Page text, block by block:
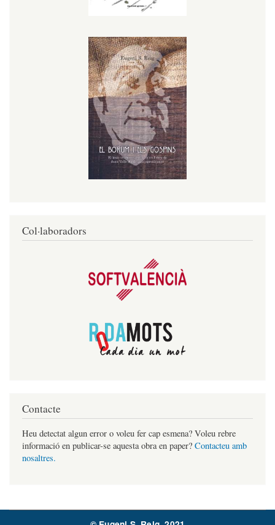
Col·laboradors
Contacte
Heu detectat algun error o voleu fer cap esmena? Voleu rebre
informació en publicar-se aquesta obra en paper? Contacteu amb
nosaltres.